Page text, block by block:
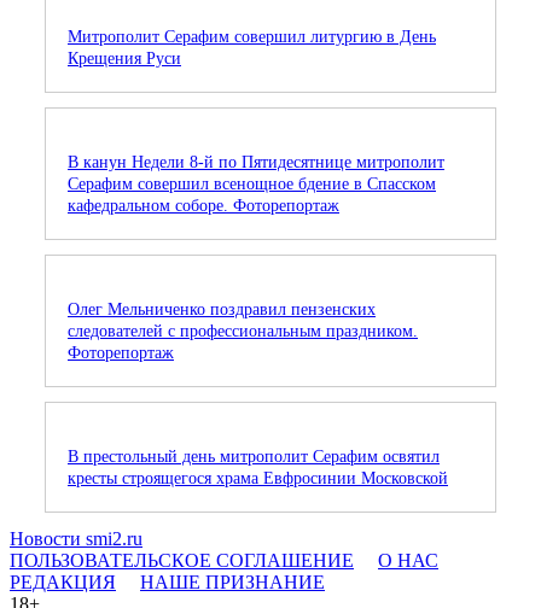
Митрополит Серафим совершил литургию в День
Крещения Руси
В канун Недели 8-й по Пятидесятнице митрополит
Серафим совершил всенощное бдение в Спасском
кафедральном соборе. Фоторепортаж
Олег Мельниченко поздравил пензенских
следователей с профессиональным праздником.
Фоторепортаж
В престольный день митрополит Серафим освятил
кресты строящегося храма Евфросинии Московской
Новости smi2.ru
ПОЛЬЗОВАТЕЛЬСКОЕ СОГЛАШЕНИЕ
О НАС
РЕДАКЦИЯ
НАШЕ ПРИЗНАНИЕ
18+